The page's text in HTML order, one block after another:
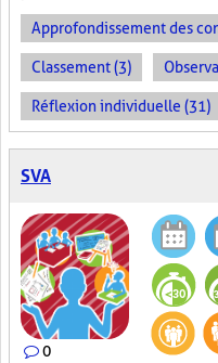
Approfondissement des
Classement (3)
Réflexion individuelle (31)
SVA
0